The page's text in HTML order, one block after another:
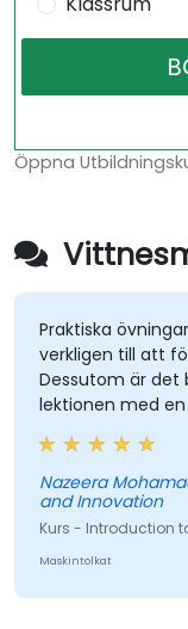
Öppna
Praktiska
verkligen till att
Dessutom är det
lektionen med
med praktiska
relatera till den
Nazeera
and Innovation
Kurs - Introduction
Maskintolkat